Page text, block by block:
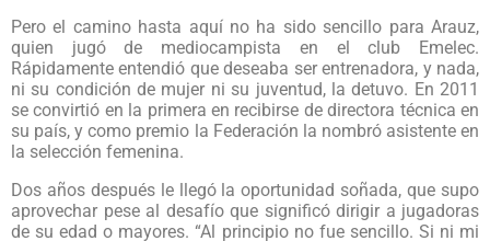
Pero el camino hasta aquí no ha sido sencillo para Arauz,
quien jugó de mediocampista en el club Emelec.
Rápidamente entendió que deseaba ser entrenadora, y nada,
ni su condición de mujer ni su juventud, la detuvo. En 2011
se convirtió en la primera en recibirse de directora técnica en
su país, y como premio la Federación la nombró asistente en
la selección femenina.
Dos años después le llegó la oportunidad soñada, que supo
aprovechar pese al desafío que significó dirigir a jugadoras
de su edad o mayores. “Al principio no fue sencillo. Si ni mi